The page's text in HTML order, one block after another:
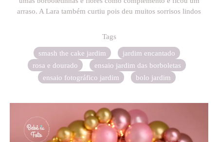
arraso. A Lara também curtiu pois deu muitos sorrisos lindos
Tags
smash the cake jardim
jardim encantado
rosa e dourado
ensaio jardim das borboletas
ensaio fotográfico jardim
bolo jardim